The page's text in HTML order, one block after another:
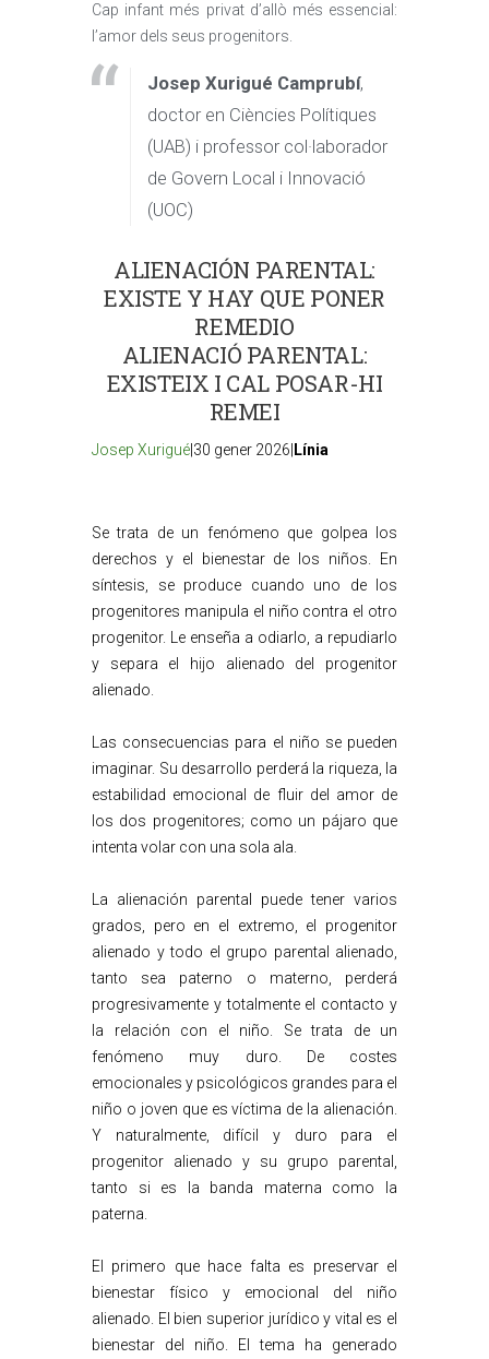
Cap infant més privat d’allò més essencial:
l’amor dels seus progenitors.
Josep Xurigué Camprubí,
doctor en Ciències Polítiques
(UAB) i professor col·laborador
de Govern Local i Innovació
(UOC)
ALIENACIÓN PARENTAL:
EXISTE Y HAY QUE PONER
REMEDIO
ALIENACIÓ PARENTAL:
EXISTEIX I CAL POSAR-HI
REMEI
Josep Xurigué |30 gener 2026| Línia
Se trata de un fenómeno que golpea los
derechos y el bienestar de los niños. En
síntesis, se produce cuando uno de los
progenitores manipula el niño contra el otro
progenitor. Le enseña a odiarlo, a repudiarlo
y separa el hijo alienado del progenitor
alienado.
Las consecuencias para el niño se pueden
imaginar. Su desarrollo perderá la riqueza, la
estabilidad emocional de fluir del amor de
los dos progenitores; como un pájaro que
intenta volar con una sola ala.
La alienación parental puede tener varios
grados, pero en el extremo, el progenitor
alienado y todo el grupo parental alienado,
tanto sea paterno o materno, perderá
progresivamente y totalmente el contacto y
la relación con el niño. Se trata de un
fenómeno muy duro. De costes
emocionales y psicológicos grandes para el
niño o joven que es víctima de la alienación.
Y naturalmente, difícil y duro para el
progenitor alienado y su grupo parental,
tanto si es la banda materna como la
paterna.
El primero que hace falta es preservar el
bienestar físico y emocional del niño
alienado. El bien superior jurídico y vital es el
bienestar del niño. El tema ha generado